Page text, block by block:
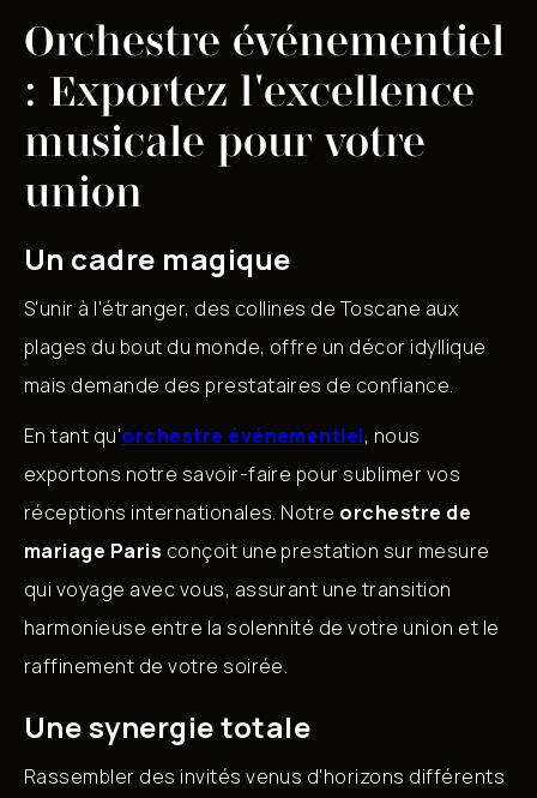
Orchestre événementiel
: Exportez l'excellence
musicale pour votre
union
Un cadre magique
S'unir à l'étranger, des collines de Toscane aux
plages du bout du monde, offre un décor idyllique
mais demande des prestataires de confiance.
En tant qu'orchestre événementiel, nous
exportons notre savoir-faire pour sublimer vos
réceptions internationales. Notre orchestre de
mariage Paris conçoit une prestation sur mesure
qui voyage avec vous, assurant une transition
harmonieuse entre la solennité de votre union et le
raffinement de votre soirée.
Une synergie totale
Rassembler des invités venus d'horizons différents